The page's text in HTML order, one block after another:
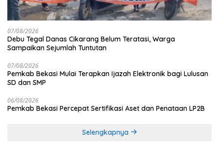
07/08/2026
Debu Tegal Danas Cikarang Belum Teratasi, Warga
Sampaikan Sejumlah Tuntutan
07/08/2026
Pemkab Bekasi Mulai Terapkan Ijazah Elektronik bagi Lulusan
SD dan SMP
06/08/2026
Pemkab Bekasi Percepat Sertifikasi Aset dan Penataan LP2B
Selengkapnya